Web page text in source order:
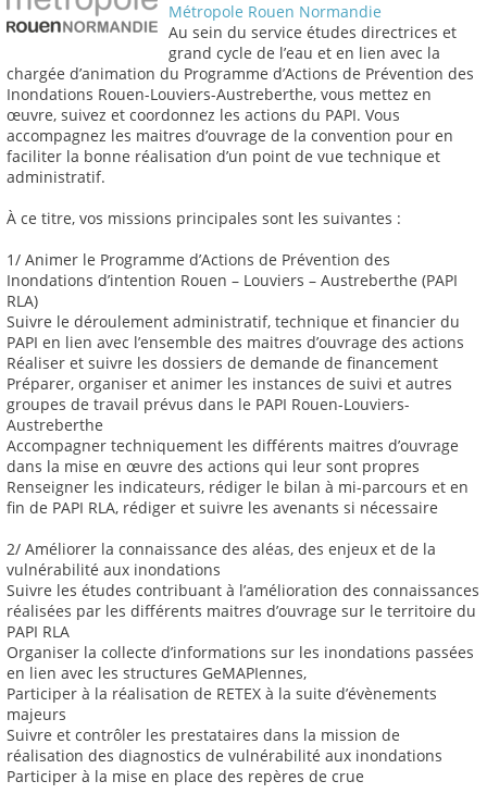
Métropole Rouen Normandie
Au sein du service études directrices et
grand cycle de l’eau et en lien avec la
chargée d’animation du Programme d’Actions de Prévention des
Inondations Rouen-Louviers-Austreberthe, vous mettez en
œuvre, suivez et coordonnez les actions du PAPI. Vous
accompagnez les maitres d’ouvrage de la convention pour en
faciliter la bonne réalisation d’un point de vue technique et
administratif.
À ce titre, vos missions principales sont les suivantes :
1/ Animer le Programme d’Actions de Prévention des
Inondations d’intention Rouen – Louviers – Austreberthe (PAPI
RLA)
Suivre le déroulement administratif, technique et financier du
PAPI en lien avec l’ensemble des maitres d’ouvrage des actions
Réaliser et suivre les dossiers de demande de financement
Préparer, organiser et animer les instances de suivi et autres
groupes de travail prévus dans le PAPI Rouen-Louviers-
Austreberthe
Accompagner techniquement les différents maitres d’ouvrage
dans la mise en œuvre des actions qui leur sont propres
Renseigner les indicateurs, rédiger le bilan à mi-parcours et en
fin de PAPI RLA, rédiger et suivre les avenants si nécessaire
2/ Améliorer la connaissance des aléas, des enjeux et de la
vulnérabilité aux inondations
Suivre les études contribuant à l’amélioration des connaissances
réalisées par les différents maitres d’ouvrage sur le territoire du
PAPI RLA
Organiser la collecte d’informations sur les inondations passées
en lien avec les structures GeMAPIennes,
Participer à la réalisation de RETEX à la suite d’évènements
majeurs
Suivre et contrôler les prestataires dans la mission de
réalisation des diagnostics de vulnérabilité aux inondations
Participer à la mise en place des repères de crue